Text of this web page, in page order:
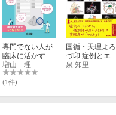
専門でない人が
臨床に活かすた
めの 心エコー
レポート解釈ガ
イド
増山 理
(1件)
国循・天理よろ
づ印 症例とエコ
ー×イラストで
泉 知里